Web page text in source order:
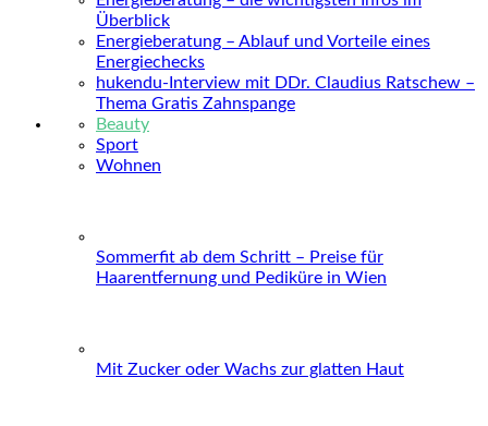
Überblick
Energieberatung – Ablauf und Vorteile eines
Energiechecks
hukendu-Interview mit DDr. Claudius Ratschew –
Thema Gratis Zahnspange
Beauty
Sport
Wohnen
Sommerfit ab dem Schritt – Preise für
Haarentfernung und Pediküre in Wien
Mit Zucker oder Wachs zur glatten Haut